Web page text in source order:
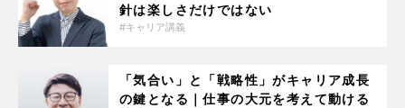
針は楽しさだけではない
キャリア講義
「気合い」と「戦略性」がキャリア成長
の鍵となる｜仕事の大元を考えて動ける